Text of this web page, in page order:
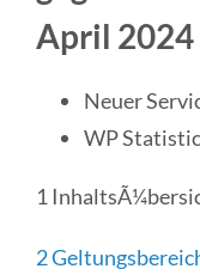
April 2024
Neuer
WP
1
2